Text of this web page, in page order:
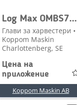
Log Max OMBS7000C Ombyggnadssats Logmax
Глави за харвестери •
Koppom Maskin
Charlottenberg, SE
Цена на
приложение
Koppom Maskin AB